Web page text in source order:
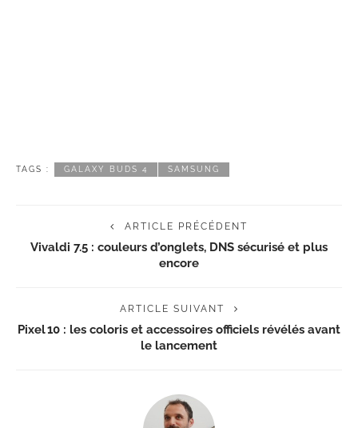
TAGS : GALAXY BUDS 4 SAMSUNG
ARTICLE PRÉCÉDENT
Vivaldi 7.5 : couleurs d’onglets, DNS sécurisé et plus
encore
ARTICLE SUIVANT
Pixel 10 : les coloris et accessoires officiels révélés avant
le lancement